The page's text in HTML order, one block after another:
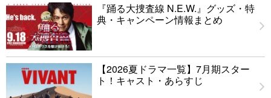
『踊る大捜査線 N.E.W.』グッズ・特
典・キャンペーン情報まとめ
【2026夏ドラマ一覧】7月期スター
ト！キャスト・あらすじ